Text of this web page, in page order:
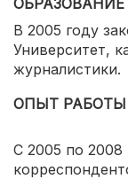
ОБРАЗОВАНИЕ
В 2005 году
Университет,
журналистики.
ОПЫТ РАБОТЫ
С 2005 по